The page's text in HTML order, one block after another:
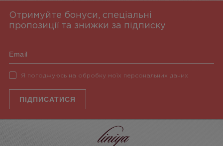
Отримуйте бонуси, спеціальні
пропозиції та знижки за підписку
Я погоджуюсь на обробку моїх персональних даних
ПІДПИСАТИСЯ